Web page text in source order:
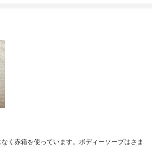
く赤箱を使っています。ボディーソープはさま